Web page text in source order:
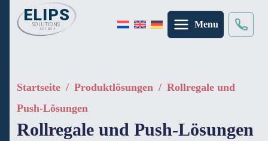
Menu
Startseite / Produktlösungen / Rollregale und
Push-Lösungen
Rollregale und Push-Lösungen